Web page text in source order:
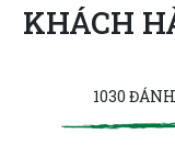
KHÁCH
1030